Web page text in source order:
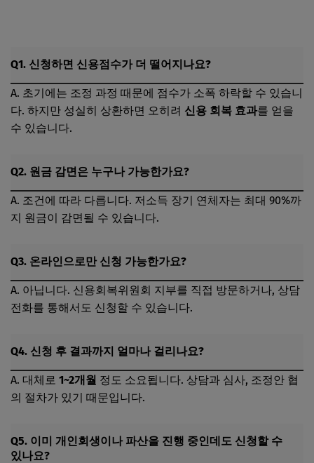
Q1. 신청하면 신용점수가 더 떨어지나요?
A. 초기에는 조정 과정 때문에 점수가 소폭 하락할 수 있습니
다. 하지만 성실히 상환하면 오히려 신용 회복 효과를 얻을
수 있습니다.
Q2. 원금 감면은 누구나 가능한가요?
A. 조건에 따라 다릅니다. 저소득 장기 연체자는 최대 90%까
지 원금이 감면될 수 있습니다.
Q3. 온라인으로만 신청 가능한가요?
A. 아닙니다. 신용회복위원회 지부를 직접 방문하거나, 상담
전화를 통해서도 신청할 수 있습니다.
Q4. 신청 후 결과까지 얼마나 걸리나요?
A. 대체로 1~2개월 정도 소요됩니다. 상담과 심사, 조정안 협
의 절차가 있기 때문입니다.
Q5. 이미 개인회생이나 파산을 진행 중인데도 신청할 수
있나요?